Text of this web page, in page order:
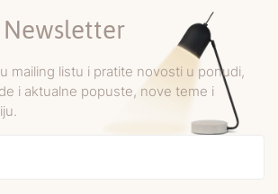
mailing listu i pratite novosti u ponudi,
i aktualne popuste, nove teme i